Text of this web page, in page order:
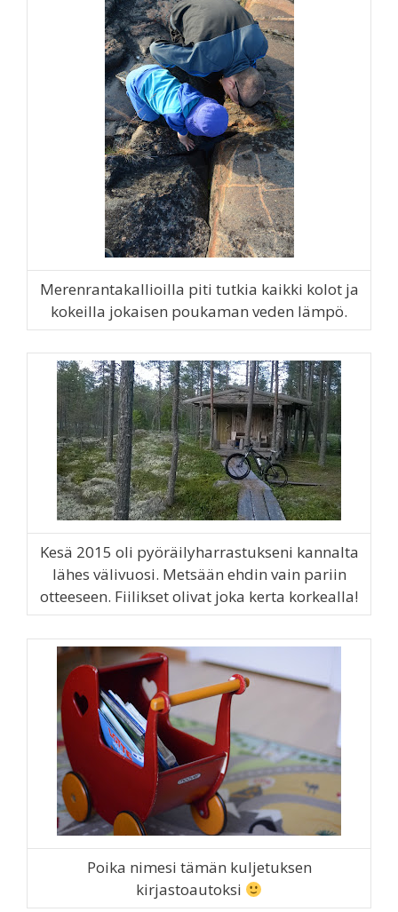
Merenrantakallioilla piti tutkia kaikki kolot ja
kokeilla jokaisen poukaman veden lämpö.
Kesä 2015 oli pyöräilyharrastukseni kannalta
lähes välivuosi. Metsään ehdin vain pariin
otteeseen. Fiilikset olivat joka kerta korkealla!
Poika nimesi tämän kuljetuksen
kirjastoautoksi